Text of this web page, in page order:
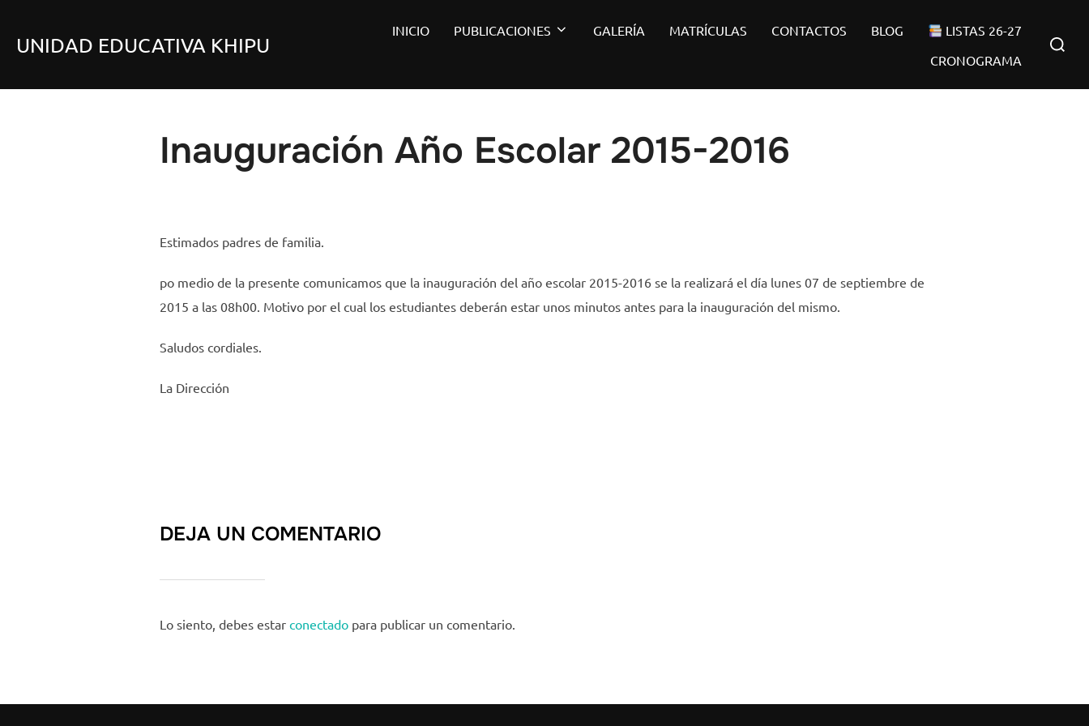
contenido
UNIDAD EDUCATIVA KHIPU
INICIO PUBLICACIONES GALERÍA MATRÍCULAS CONTACTOS BLOG
LISTAS 26-27
CRONOGRAMA
Buscar:
Inauguración Año Escolar 2015-2016
Estimados padres de familia.
po medio de la presente comunicamos que la inauguración del año escolar 2015-2016 se la realizará el día lunes 07 de septiembre de
2015 a las 08h00. Motivo por el cual los estudiantes deberán estar unos minutos antes para la inauguración del mismo.
Saludos cordiales.
La Dirección
DEJA UN COMENTARIO
Lo siento, debes estar conectado para publicar un comentario.